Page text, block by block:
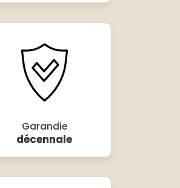
Garandie
décennale